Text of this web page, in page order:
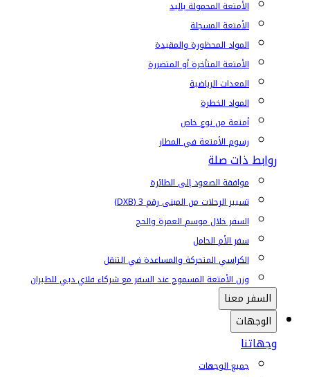
الأمتعة المحمولة باليد
الأمتعة المسجلة
المواد المحظورة والمقيدة
الأمتعة المتأخرة أو المتضررة
المعدات الرياضية
المواد الخطرة
أمتعة من نوع خاص
رسوم الأمتعة في المطار
روابط ذات صلة
موافقة الصعود إلى الطائرة
تسيير الرحلات من المبنى رقم 3 (DXB)
السفر خلال موسم العمرة والحج
سفر الأم الحامل
الكراسي المتحركة والمساعدة في التنقل
وزن الأمتعة المسموح عند السفر مع شركاء فلاي دبي للطيران
السفر معنا
الوجهات
وجهاتنا
جميع الوجهات